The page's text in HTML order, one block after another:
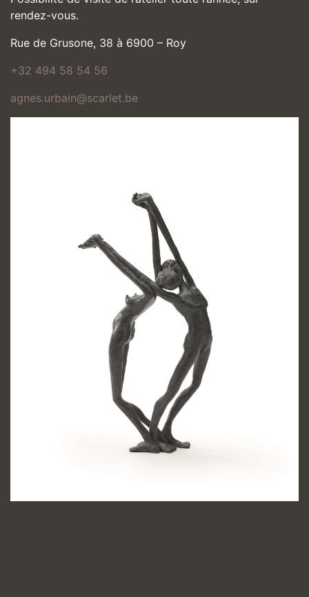
rendez-vous.
Rue de Grusone, 38 à 6900 – Roy
+32 494 58 54 56
agnes.urbain@scarlet.be